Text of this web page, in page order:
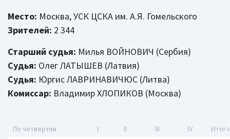
Место: Москва, УСК ЦСКА им. А.Я. Гомельского
Зрителей: 2 344
Старший судья: Милья ВОЙНОВИЧ (Сербия)
Судья: Олег ЛАТЫШЕВ (Латвия)
Судья: Юргис ЛАВРИНАВИЧЮС (Литва)
Комиссар: Владимир ХЛОПИКОВ (Москва)
По четвертям I II III IV Итог